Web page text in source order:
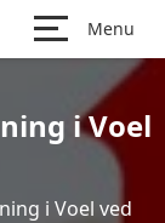
Menu
i Voel
i Voel ved